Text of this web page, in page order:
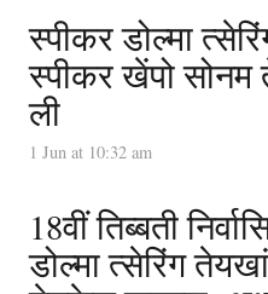
स्पीकर डोल्मा
स्पीकर खेंपो
ली
1 Jun at 10:32 am
18वीं तिब्बती
डोल्मा त्सेरिंग